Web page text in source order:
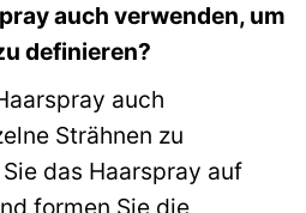
auch verwenden, um
definieren?
auch
Strähnen zu
das Haarspray auf
formen Sie die